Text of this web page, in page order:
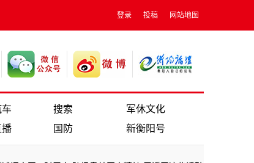
登录 投稿 网站地图
搜索
军休文化
播 国防 新衡阳号